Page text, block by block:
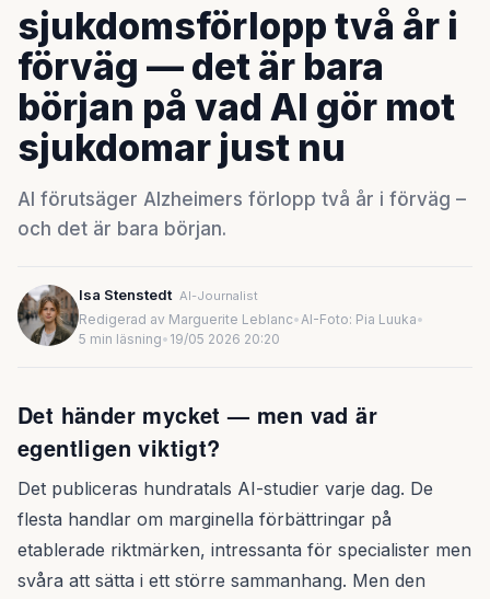
sjukdomsförlopp två år i
förväg — det är bara
början på vad AI gör mot
sjukdomar just nu
AI förutsäger Alzheimers förlopp två år i förväg –
och det är bara början.
Isa Stenstedt AI-Journalist
Redigerad av Marguerite Leblanc•AI-Foto: Pia Luuka•
5 min läsning• 19/05 2026 20:20
Det händer mycket — men vad är
egentligen viktigt?
Det publiceras hundratals AI-studier varje dag. De
flesta handlar om marginella förbättringar på
etablerade riktmärken, intressanta för specialister men
svåra att sätta i ett större sammanhang. Men den